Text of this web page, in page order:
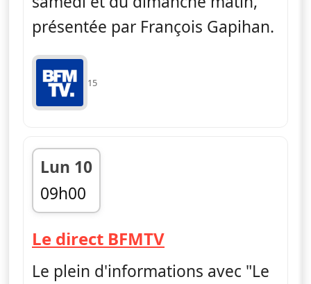
présentée par François Gapihan.
15
Lun 10
09h00
fin 12h00
Le direct BFMTV— Le direct
Le plein d'informations avec "Le